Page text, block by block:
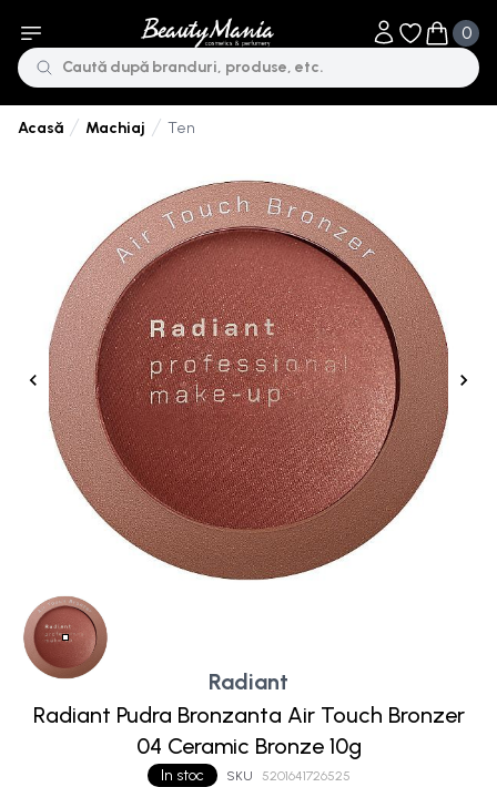
Obiecte în
0
Obiecte
Acasă Machiaj Ten
In stoc SKU 5201641726525
Radiant
Radiant Pudra Bronzanta Air Touch Bronzer
04 Ceramic Bronze 10g